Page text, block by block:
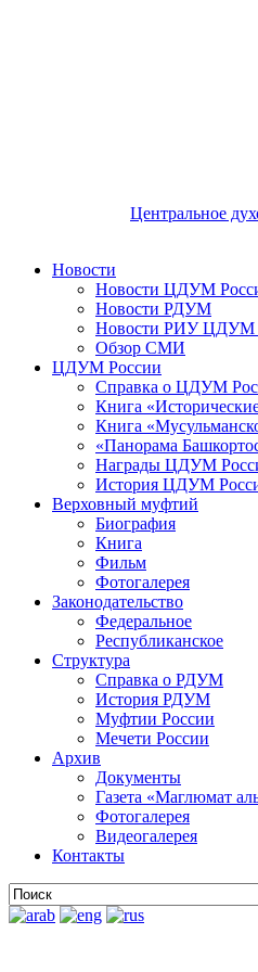
Центральное
Новости
Новости ЦДУМ
Новости РДУМ
Новости РИУ ЦДУМ
Обзор СМИ
ЦДУМ России
Справка о ЦДУМ
Книга
Книга
«Панорама
Награды ЦДУМ
История ЦДУМ
Верховный муфтий
Биография
Книга
Фильм
Фотогалерея
Законодательство
Федеральное
Республиканское
Структура
Справка о РДУМ
История РДУМ
Муфтии России
Мечети России
Архив
Документы
Газета «Маглюмат
Фотогалерея
Видеогалерея
Контакты